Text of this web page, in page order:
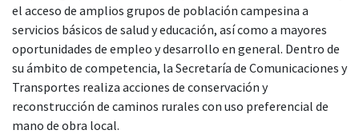
el acceso de amplios grupos de población campesina a
servicios básicos de salud y educación, así como a mayores
oportunidades de empleo y desarrollo en general. Dentro de
su ámbito de competencia, la Secretaría de Comunicaciones y
Transportes realiza acciones de conservación y
reconstrucción de caminos rurales con uso preferencial de
mano de obra local.